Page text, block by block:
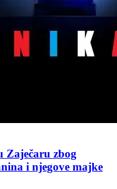
Zaječaru zbog
i njegove majke